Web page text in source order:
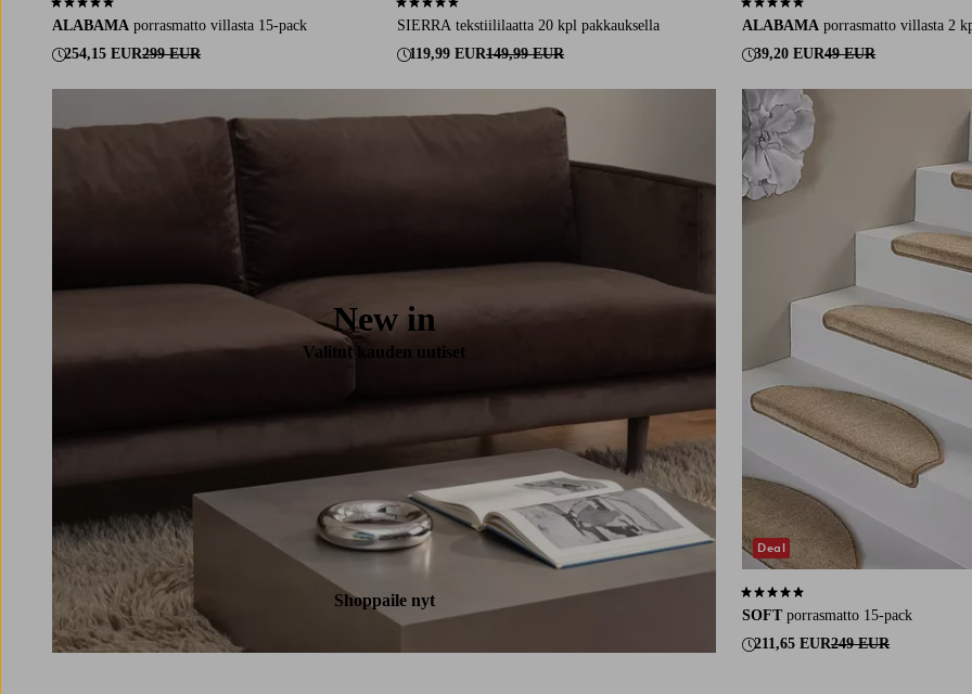
ALABAMA porrasmatto villasta 15-pack
254,15 EUR299 EUR
4,8 perustuen 56 arvosanaan
SIERRA tekstiililaatta 20 kpl pakkauksella
119,99 EUR149,99 EUR
4,5 perustuen 75 arvosanaan
ALABAMA porrasmatto villasta 2
39,20 EUR49 EUR
4,9 perustuen 9 arvosanaan
New in
Valitut kauden uutiset
Shoppaile nyt
SOFT porrasmatto 15-pack
211,65 EUR249 EUR
4,8 perustuen 133 arvosanaan
Deal